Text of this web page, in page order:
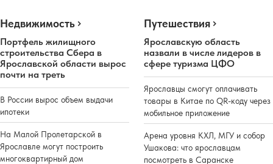
Недвижимость
Портфель жилищного
строительства Сбера в
Ярославской области вырос
почти на треть
В России вырос объем выдачи
ипотеки
На Малой Пролетарской в
Ярославле могут построить
многоквартирный дом
Путешествия
Ярославскую область
назвали в числе лидеров в
сфере туризма ЦФО
Ярославцы смогут оплачивать
товары в Китае по QR-коду через
мобильное приложение
Арена уровня КХЛ, МГУ и собор
Ушакова: что ярославцам
посмотреть в Саранске